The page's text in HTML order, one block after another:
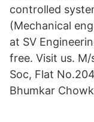
controlled
(Mechanical
at SV
free. Visit us. M/
Soc, Flat
Bhumkar